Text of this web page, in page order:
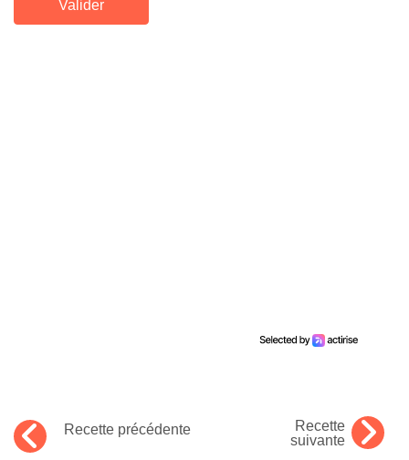
Recette précédente
Recette
suivante